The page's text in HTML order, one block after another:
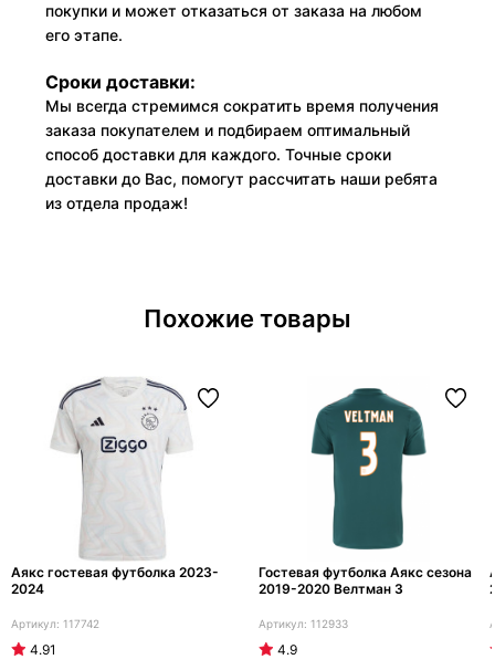
покупки и может отказаться от заказа на любом
его этапе.
Сроки доставки:
Мы всегда стремимся сократить время получения
заказа покупателем и подбираем оптимальный
способ доставки для каждого. Точные сроки
доставки до Вас, помогут рассчитать наши ребята
из отдела продаж!
Похожие товары
Аякс гостевая футболка 2023-
2024
117742
4.91
Гостевая футболка Аякс сезона
2019-2020 Велтман 3
112933
4.9